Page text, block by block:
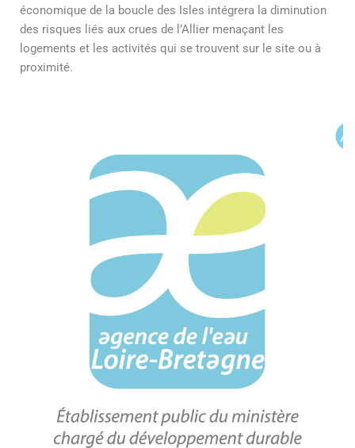
économique de la boucle des Isles intégrera la diminution
des risques liés aux crues de l’Allier menaçant les
logements et les activités qui se trouvent sur le site ou à
proximité.